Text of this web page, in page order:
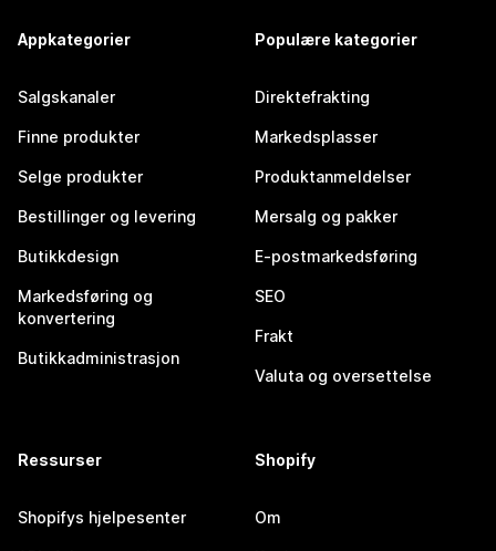
Appkategorier
Salgskanaler
Finne produkter
Selge produkter
Bestillinger og levering
Butikkdesign
Markedsføring og
konvertering
Butikkadministrasjon
Populære kategorier
Direktefrakting
Markedsplasser
Produktanmeldelser
Mersalg og pakker
E-postmarkedsføring
SEO
Frakt
Valuta og oversettelse
Ressurser
Shopifys hjelpesenter
Shopify
Om